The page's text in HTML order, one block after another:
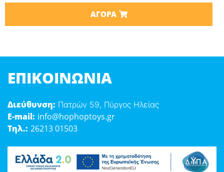
ΑΓΟΡΆ
ΕΠΙΚΟΙΝΩΝΊΑ
Διεύθυνση: Πατρών 59, Πύργος Ηλείας
E-mail: info@hophoptoys.gr
Τηλ.: 26213 01503